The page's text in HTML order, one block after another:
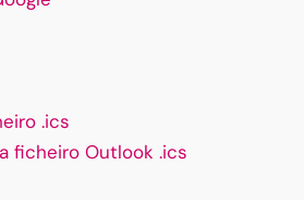
.ics
ficheiro Outlook .ics